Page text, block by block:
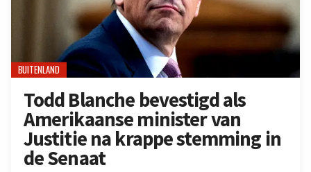
BUITENLAND
Todd Blanche bevestigd als
Amerikaanse minister van
Justitie na krappe stemming in
de Senaat